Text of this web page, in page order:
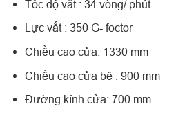
Tốc độ vắt : 34 vòng/ phút
Lực vắt : 350 G- foctor
Chiều cao cửa: 1330 mm
Chiều cao cửa bệ : 900 mm
Đường kính cửa: 700 mm